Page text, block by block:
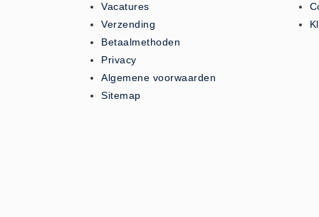
Teken - Beten sets (5)
Vitamines en mineralen (0)
Eerste Hulp Paneel
Eerste Hulp Paneel (0)
Vacatures
Verzending
Betaalmethoden
Privacy
Algemene voorwaarden
Sitemap